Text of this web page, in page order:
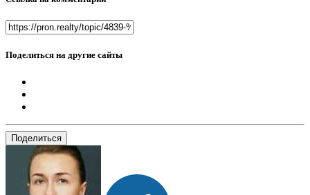
Поделиться на другие сайты
Поделиться